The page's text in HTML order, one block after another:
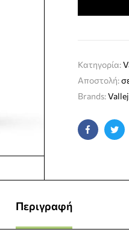
Κατηγορία:
Αποστολή:
Brands:
Facebook
Περιγραφή